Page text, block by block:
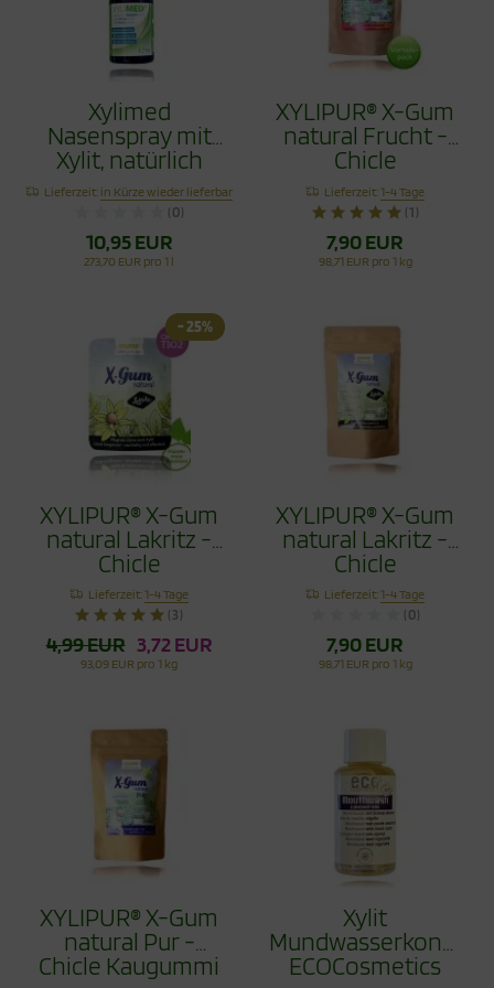
Xylimed
Nasenspray mit
Xylit, natürlich
reinigend, 45ml
Lieferzeit: in Kürze wieder lieferbar
(0)
10,95 EUR
273,70 EUR pro 1 l
XYLIPUR® X-Gum
natural Frucht -
Chicle
Vorteilspack 80g
Lieferzeit:1-4 Tage
(1)
7,90 EUR
98,71 EUR pro 1 kg
XYLIPUR® X-Gum
natural Lakritz -
Chicle
Zahnpflegekaugummi
40g
Lieferzeit:1-4 Tage
(3)
4,99 EUR 3,72 EUR
- 25%
93,09 EUR pro 1 kg
XYLIPUR® X-Gum
natural Lakritz -
Chicle
80g
Lieferzeit:1-4 Tage
(0)
7,90 EUR
98,71 EUR pro 1 kg
XYLIPUR® X-Gum
natural Pur -
Chicle Kaugummi
Xylit
ECOCosmetics